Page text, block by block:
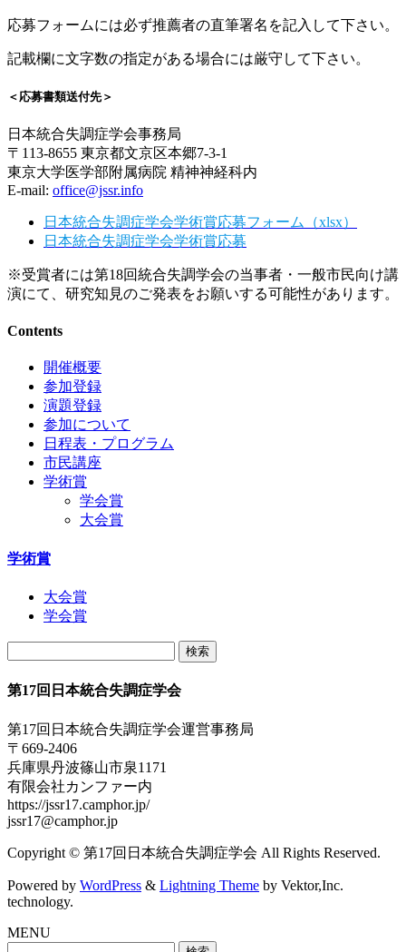
応募フォームには必ず推薦者の直筆署名を記入して下さい。
記載欄に文字数の指定がある場合には厳守して下さい。
＜応募書類送付先＞
日本統合失調症学会事務局
〒113-8655 東京都文京区本郷7-3-1
東京大学医学部附属病院 精神神経科内
E-mail: office@jssr.info
日本統合失調症学会学術賞応募フォーム（xlsx）
日本統合失調症学会学術賞応募
※受賞者には第18回統合失調学会の当事者・一般市民向け講
演にて、研究知見のご発表をお願いする可能性があります。
Contents
開催概要
参加登録
演題登録
参加について
日程表・プログラム
市民講座
学術賞
学会賞
大会賞
学術賞
大会賞
学会賞
第17回日本統合失調症学会
第17回日本統合失調症学会運営事務局
〒669-2406
兵庫県丹波篠山市泉1171
有限会社カンファー内
https://jssr17.camphor.jp/
jssr17@camphor.jp
Copyright © 第17回日本統合失調症学会 All Rights Reserved.
Powered by WordPress & Lightning Theme by Vektor,Inc.
technology.
MENU